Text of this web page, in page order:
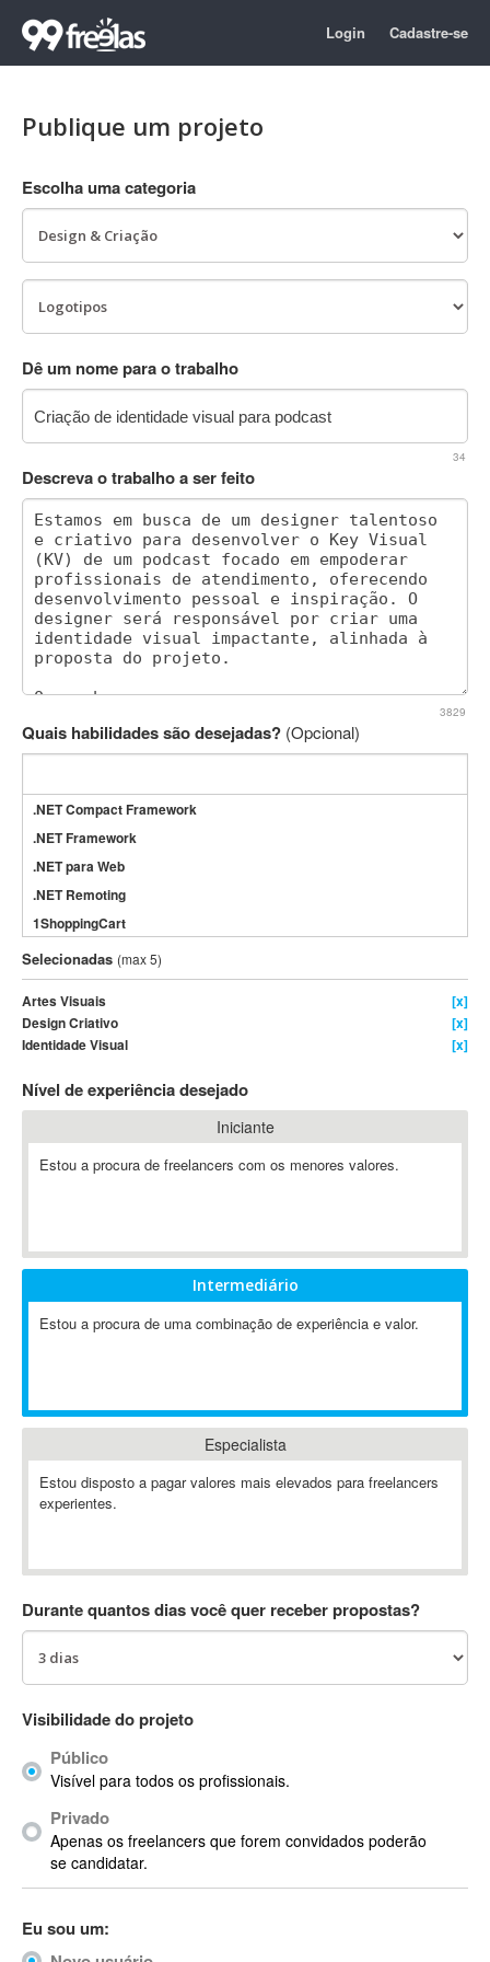
Login Cadastre-se
Publique um projeto
Escolha uma categoria
Dê um nome para o trabalho
34
Descreva o trabalho a ser feito
3829
Quais habilidades são desejadas? (Opcional)
.NET Compact Framework
.NET Framework
.NET para Web
.NET Remoting
1ShoppingCart
3DS Max
3GSM
4D Dimension
802.11
A-GPS
ABBYY FineReader
AbleCommerce
Ableton Push
Abstract Window Toolkit (AWT)
Absynth
ACARS
AccountMate
ACDSee
ACID Pro
ACPI
Acrobat
Acrobat X
Acronis
Actian
Actimize
ActionScript
Active Directory
Selecionadas (max 5)
Artes Visuais
[x]
Design Criativo
[x]
Identidade Visual
[x]
Nível de experiência desejado
Iniciante
Estou a procura de freelancers com os menores valores.
Intermediário
Estou a procura de uma combinação de experiência e valor.
Especialista
Estou disposto a pagar valores mais elevados para freelancers
experientes.
Durante quantos dias você quer receber propostas?
Visibilidade do projeto
Público
Visível para todos os profissionais.
Privado
Apenas os freelancers que forem convidados poderão
se candidatar.
Eu sou um: